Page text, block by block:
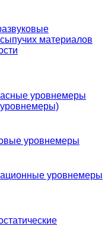
материалов
уровнемеры
уровнемеры
уровнемеры